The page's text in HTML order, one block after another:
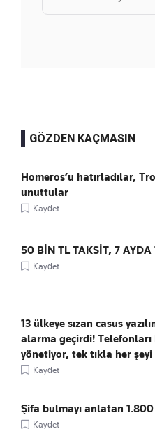
GÖZDEN KAÇMASIN
Homeros’u hatırladılar,
unuttular
Kaydet
50 BİN TL TAKSİT, 7 AYDA
Kaydet
13 ülkeye sızan casus
alarma geçirdi! Telefonları
yönetiyor, tek tıkla her
Kaydet
Şifa bulmayı anlatan 1.800
Kaydet